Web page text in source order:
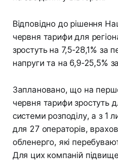
Відповідно до рішення
червня тарифи для
зростуть на 7,5-28,1% за
напруги та на 6,9-25,5%
Заплановано, що на
червня тарифи зростуть
системи розподілу, а з 1
для 27 операторів,
обленерго, які
Для цих компаній